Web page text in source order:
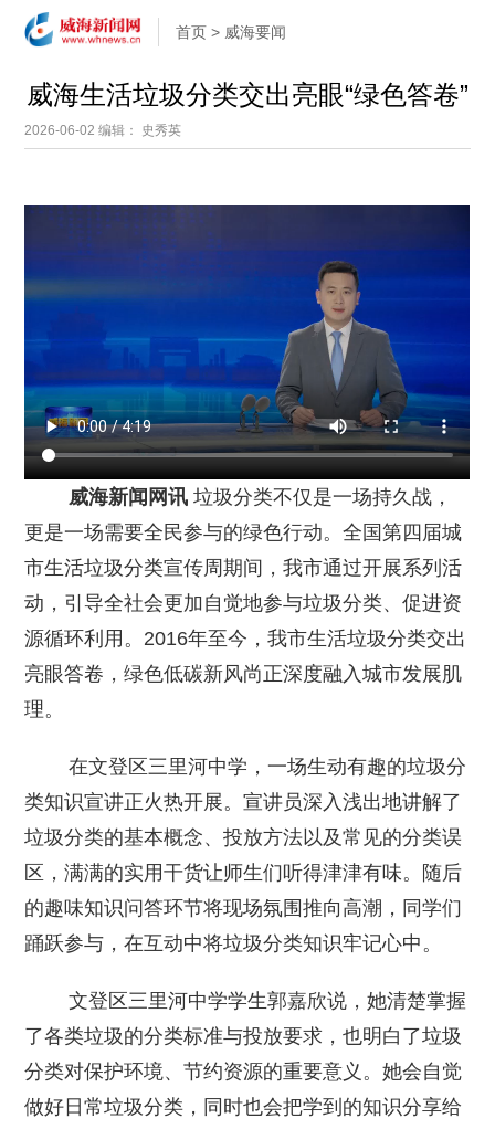
首页 > 威海要闻
威海生活垃圾分类交出亮眼“绿色答卷”
2026-06-02编辑： 史秀英
威海新闻网讯 垃圾分类不仅是一场持久战，
更是一场需要全民参与的绿色行动。全国第四届城
市生活垃圾分类宣传周期间，我市通过开展系列活
动，引导全社会更加自觉地参与垃圾分类、促进资
源循环利用。2016年至今，我市生活垃圾分类交出
亮眼答卷，绿色低碳新风尚正深度融入城市发展肌
理。
在文登区三里河中学，一场生动有趣的垃圾分
类知识宣讲正火热开展。宣讲员深入浅出地讲解了
垃圾分类的基本概念、投放方法以及常见的分类误
区，满满的实用干货让师生们听得津津有味。随后
的趣味知识问答环节将现场氛围推向高潮，同学们
踊跃参与，在互动中将垃圾分类知识牢记心中。
文登区三里河中学学生郭嘉欣说，她清楚掌握
了各类垃圾的分类标准与投放要求，也明白了垃圾
分类对保护环境、节约资源的重要意义。她会自觉
做好日常垃圾分类，同时也会把学到的知识分享给